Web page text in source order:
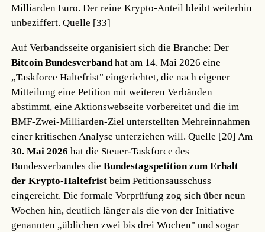
Milliarden Euro. Der reine Krypto-Anteil bleibt weiterhin
unbeziffert.Quelle [33]
Auf Verbandsseite organisiert sich die Branche: Der
Bitcoin Bundesverbandhat am 14. Mai 2026 eine
„Taskforce Haltefrist" eingerichtet, die nach eigener
Mitteilung eine Petition mit weiteren Verbänden
abstimmt, eine Aktionswebseite vorbereitet und die im
BMF-Zwei-Milliarden-Ziel unterstellten Mehreinnahmen
einer kritischen Analyse unterziehen will.Quelle [20] Am
30. Mai 2026 hat die Steuer-Taskforce des
Bundesverbandes dieBundestagspetition zum Erhalt
der Krypto-Haltefrist beim Petitionsausschuss
eingereicht. Die formale Vorprüfung zog sich über neun
Wochen hin, deutlich länger als die von der Initiative
genannten „üblichen zwei bis drei Wochen" und sogar